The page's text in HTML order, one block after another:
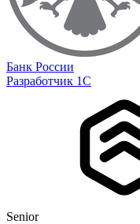
Банк России
Разработчик 1С
Senior